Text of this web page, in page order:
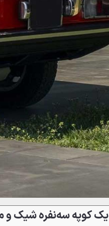
یک کوپه سه‌نفره شیک و